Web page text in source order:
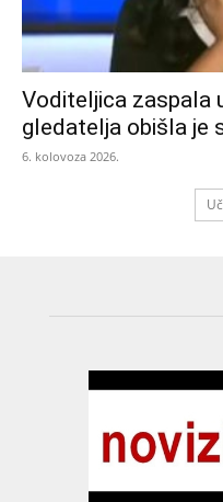
Voditeljica zaspala
gledatelja obišla je
6. kolovoza 2026.